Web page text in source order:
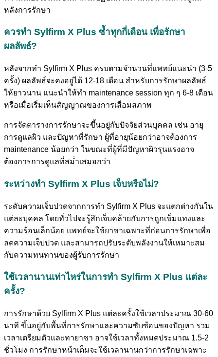
หลังการรักษา
ควรทำ Sylfirm X Plus ซ้ำทุกกี่เดือน เพื่อรักษา
ผลลัพธ์?
หลังจากทำ Sylfirm X Plus ครบตามจำนวนที่แพทย์แนะนำ (3-5
ครั้ง) ผลลัพธ์จะคงอยู่ได้ 12-18 เดือน สำหรับการรักษาผลลัพธ์
ให้ยาวนาน แนะนำให้ทำ maintenance session ทุก ๆ 6-8 เดือน
หรือเมื่อเริ่มเห็นสัญญาณของการเสื่อมสภาพ
การจัดตารางการรักษาจะขึ้นอยู่กับปัจจัยส่วนบุคคล เช่น อายุ
การดูแลผิว และปัญหาที่รักษา ผู้ที่อายุน้อยกว่าอาจต้องการ
maintenance น้อยกว่า ในขณะที่ผู้ที่มีปัญหาผิวรุนแรงอาจ
ต้องการการดูแลที่สม่ำเสมอกว่า
ระหว่างทำ Sylfirm X Plus เจ็บหรือไม่?
ระดับความเจ็บปวดจากการทำ Sylfirm X Plus จะแตกต่างกันใน
แต่ละบุคคล โดยทั่วไปจะรู้สึกเจ็บคล้ายกับการถูกเข็มแทงและ
ความร้อนเล็กน้อย แพทย์จะใช้ยาชาเฉพาะที่ก่อนการรักษาเพื่อ
ลดความเจ็บปวด และสามารถปรับระดับพลังงานให้เหมาะสม
กับความทนทานของผู้รับการรักษา
ใช้เวลานานเท่าไหร่ในการทำ Sylfirm X Plus แต่ละ
ครั้ง?
การรักษาด้วย Sylfirm X Plus แต่ละครั้งใช้เวลาประมาณ 30-60
นาที ขึ้นอยู่กับพื้นที่การรักษาและความซับซ้อนของปัญหา รวม
เวลาเตรียมตัวและทายาชา อาจใช้เวลาทั้งหมดประมาณ 1.5-2
ชั่วโมง การรักษาหน้าเต็มจะใช้เวลานานกว่าการรักษาเฉพาะ